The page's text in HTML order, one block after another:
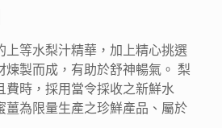
上等水梨汁精華，加上精心挑選
煉製而成，有助於舒神暢氣。 梨
費時，採用當令採收之新鮮水
薑為限量生產之珍鮮產品、屬於